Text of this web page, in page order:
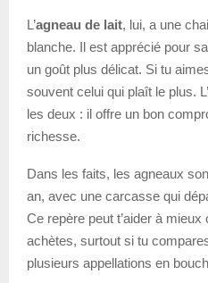
L’agneau de lait, lui, a une
blanche. Il est apprécié pour
un goût plus délicat. Si tu
souvent celui qui plaît le plus. L’
les deux : il offre un bon
richesse.
Dans les faits, les agneaux
an, avec une carcasse qui
Ce repère peut t’aider à
achètes, surtout si tu
plusieurs appellations en